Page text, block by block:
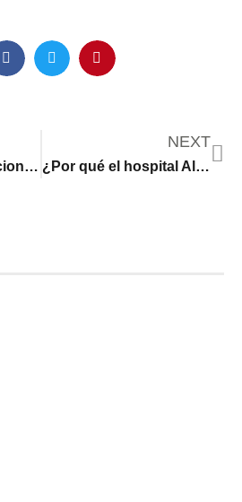
Bolivia rompe relaciones con Israel por “la desproporcionada ofensiva militar” en Gaza y Chile y Colombia llaman a consulta a sus embajadores
NEXT
¿Por qué el hospital Al Shifa de Gaza es tan importante en la guerra entre Israel y Hamas?